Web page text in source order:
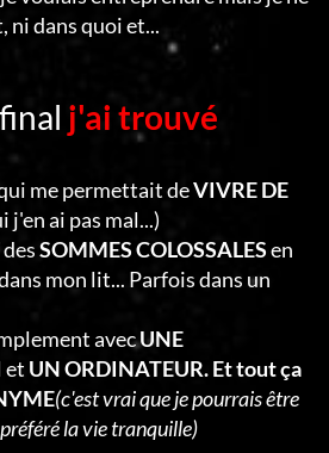
ni dans quoi et...
j'ai trouvé
me permettait deVIVRE DE
j'en ai pas mal...)
desSOMMES COLOSSALESen
mon lit... Parfois dans un
avecUNE
et UN ORDINATEUR. Et tout ça
(c'est vrai que je pourrais être
la vie tranquille)